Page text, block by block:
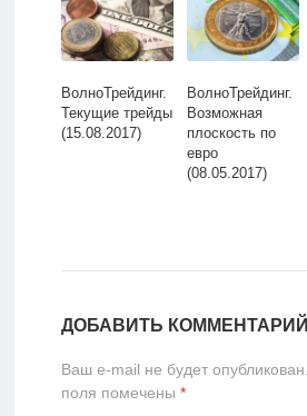
ВолноТрейдинг.
Текущие трейды
(15.08.2017)
ВолноТрейдинг.
Возможная
плоскость по
евро
(08.05.2017)
ДОБАВИТЬ КОММЕНТАРИЙ
Ваш e-mail не будет опубликован.
поля помечены *